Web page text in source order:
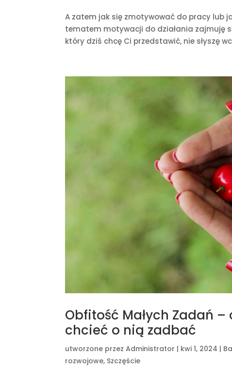
A zatem jak się zmotywować do pracy lub
tematem motywacji do działania zajmuję
który dziś chcę Ci przedstawić, nie słyszę
Obfitość Małych Zadań
chcieć o nią zadbać
utworzone przezAdministrator | kwi 1, 2024 |
rozwojowe, Szczęście